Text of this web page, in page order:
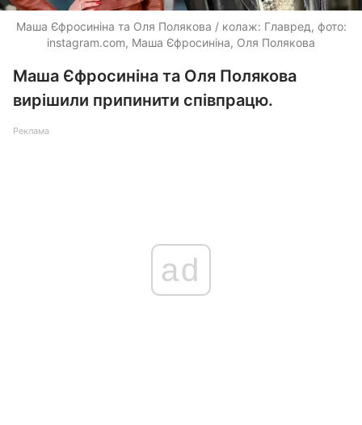
Маша Єфросиніна та Оля Полякова / колаж: Главред, фото:
instagram.com, Маша Єфросиніна, Оля Полякова
Маша Єфросиніна та Оля Полякова
вирішили припинити співпрацю.
Реклама
ad